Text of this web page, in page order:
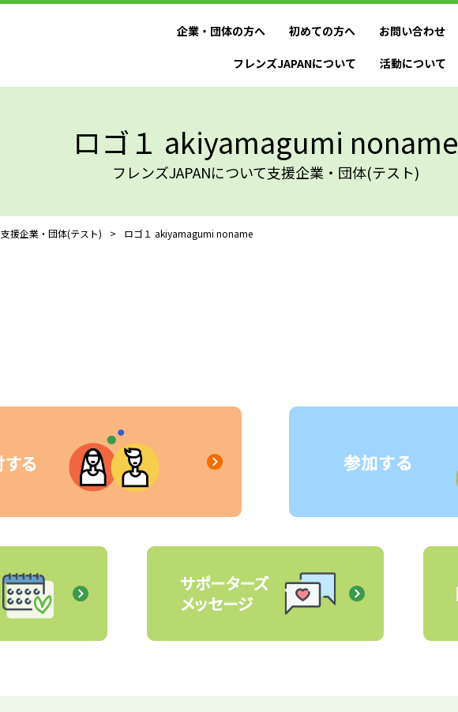
フレンズJAPANについて 活動について
企業・団体の方へ 初めての方へ お問い合わせ
ロゴ１ akiyamagumi noname
フレンズJAPANについて支援企業・団体(テスト)
支援企業・団体(テスト) > ロゴ１ akiyamagumi noname